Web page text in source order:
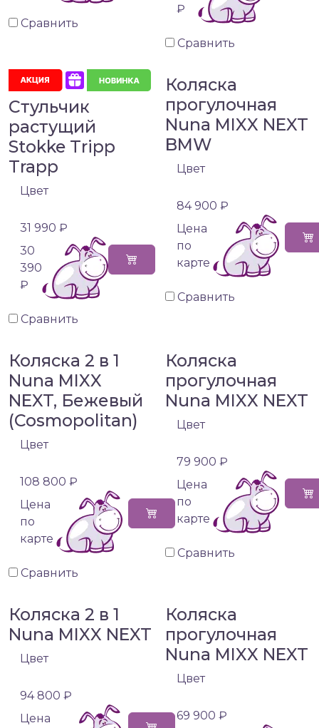
Сравнить
₽
Сравнить
Стульчик
растущий
Stokke Tripp
Trapp
Цвет
31 990 ₽
30
390
₽
Сравнить
Коляска
прогулочная
Nuna MIXX NEXT
BMW
Цвет
84 900 ₽
Цена
по
карте
Сравнить
Коляска 2 в 1
Nuna MIXX
NEXT, Бежевый
(Cosmopolitan)
Цвет
108 800 ₽
Цена
по
карте
Сравнить
Коляска
прогулочная
Nuna MIXX NEXT
Цвет
79 900 ₽
Цена
по
карте
Сравнить
Коляска 2 в 1
Nuna MIXX NEXT
Цвет
94 800 ₽
Цена
Коляска
прогулочная
Nuna MIXX NEXT
Цвет
69 900 ₽